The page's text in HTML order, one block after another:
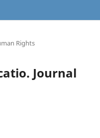
Rights
Journal